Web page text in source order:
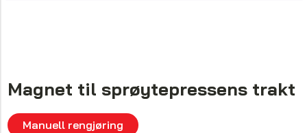
Magnet til sprøytepressens trakt
Manuell rengjøring